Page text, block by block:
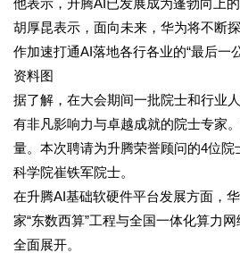
他表示，升腾AI已发展成为蓬勃向上
胡厚昆表示，面向未来，华为将不断
作加速打通AI落地各行各业的“最后一
资料图
据了解，在大会期间一批院士和行业
有非凡影响力与卓越成就的院士专家
量。本次聘请为升腾荣誉顾问的4位
科学院崔铁军院士。
在升腾AI基础软硬件平台发展方面，
家“东数西算”工程与全国一体化算力
全面展开。